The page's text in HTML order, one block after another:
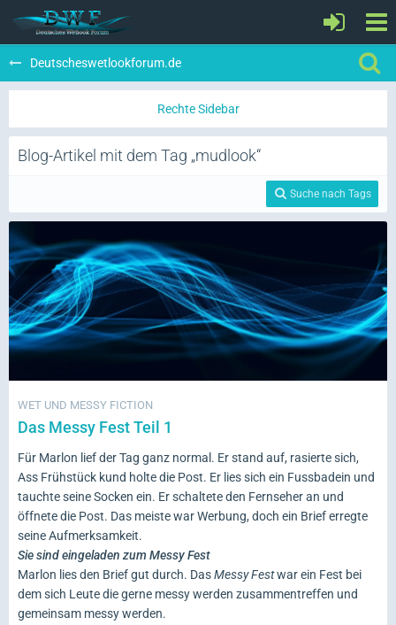
Deutscheswetlookforum.de
Blog-Artikel mit dem Tag „mudlook“
Suche nach Tags
WET UND MESSY FICTION
Das Messy Fest Teil 1
Für Marlon lief der Tag ganz normal. Er stand auf, rasierte sich,
Ass Frühstück kund holte die Post. Er lies sich ein Fussbadein und
tauchte seine Socken ein. Er schaltete den Fernseher an und
öffnete die Post. Das meiste war Werbung, doch ein Brief erregte
seine Aufmerksamkeit.
Sie sind eingeladen zum Messy Fest
Marlon lies den Brief gut durch. DasMessy Festwar ein Fest bei
dem sich Leute die gerne messy werden zusammentreffen und
gemeinsam messy werden.